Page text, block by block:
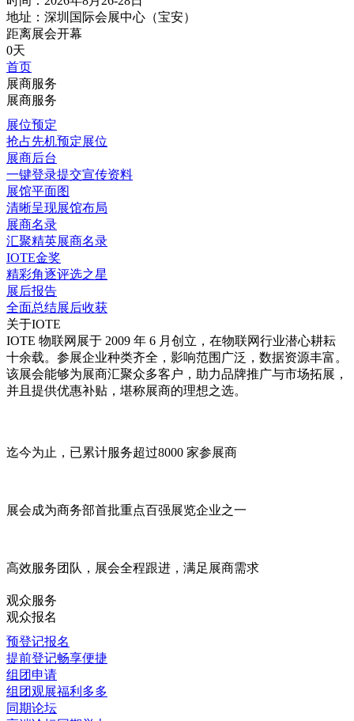
地址：深圳国际会展中心（宝安）
距离展会开幕
0天
首页
展商服务
展商服务
展位预定
抢占先机预定展位
展商后台
一键登录提交宣传资料
展馆平面图
清晰呈现展馆布局
展商名录
汇聚精英展商名录
IOTE金奖
精彩角逐评选之星
展后报告
全面总结展后收获
关于IOTE
IOTE 物联网展于 2009 年 6 月创立，在物联网行业潜心耕耘
十余载。参展企业种类齐全，影响范围广泛，数据资源丰富。
该展会能够为展商汇聚众多客户，助力品牌推广与市场拓展，
并且提供优惠补贴，堪称展商的理想之选。
迄今为止，已累计服务超过8000 家参展商
展会成为商务部首批重点百强展览企业之一
高效服务团队，展会全程跟进，满足展商需求
观众服务
观众报名
预登记报名
提前登记畅享便捷
组团申请
组团观展福利多多
同期论坛